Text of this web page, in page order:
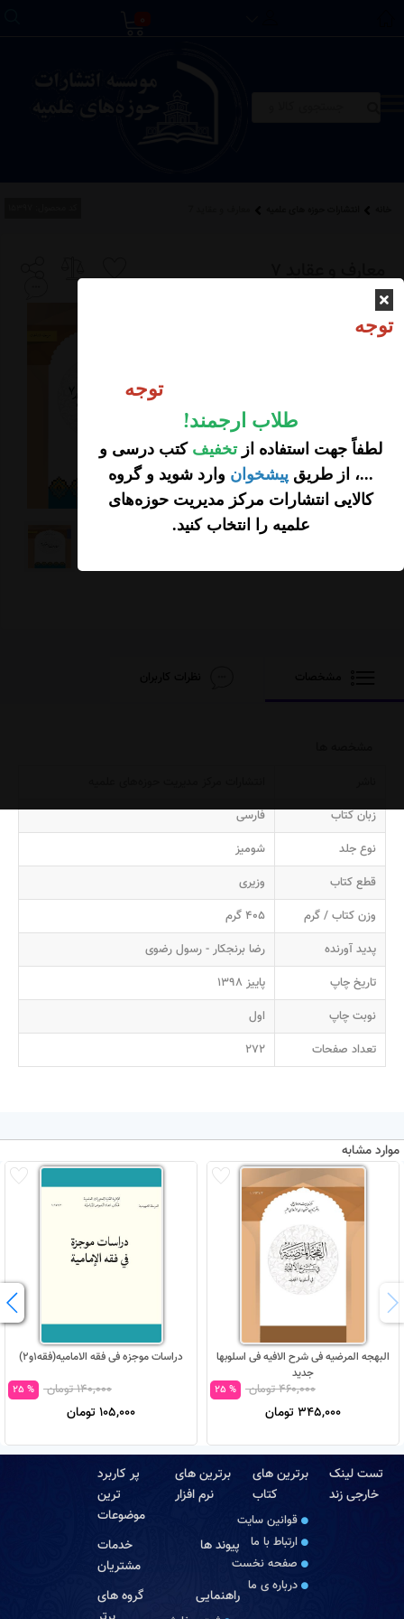
توجه
توجه
طلاب ارجمند!
لطفاً جهت استفاده از تخفیف کتب درسی و
...، از طریق پیشخوان وارد شوید و گروه
کالایی انتشارات مرکز مدیریت حوزه‌های
علمیه را انتخاب کنید.
معارف و عقاید 7
172,500
افزودن محصول به
سبد خرید
زبان کتاب
فارسی
نوع جلد
شومیز
قطع کتاب
وزیری
وزن کتاب / گرم
405 گرم
پدید آورنده
رضا برنجکار - رسول رضوی
تاریخ چاپ
پاییز 1398
نوبت چاپ
اول
تعداد صفحات
272
موارد مشابه
البهجه المرضیه فی شرح الافیه فی اسلوبها
جدید
460,000 تومان % 25
345,000 تومان
دراسات موجزه فی فقه الامامیه(فقه1و2)
140,000 تومان % 25
105,000 تومان
تست لینک
خارجی زند
برترین های
کتاب
قوانین سایت
ارتباط با ما
صفحه نخست
درباره‏ ی ما
برترین های
نرم افزار
پر کاربرد
ترین
موضوعات
پیوند ها
خدمات
مشتریان
راهنمایی
گروه های